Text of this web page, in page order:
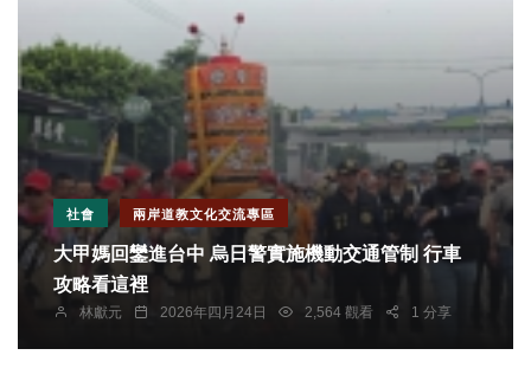
社會 兩岸道教文化交流專區
大甲媽回鑾進台中 烏日警實施機動交通管制 行車
攻略看這裡
林獻元 2026年四月24日 2,564 觀看 1 分享